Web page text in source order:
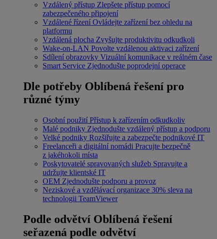
Vzdálený přístup Zlepšete přístup pomocí
zabezpečeného připojení
Vzdálené řízení Ovládejte zařízení bez ohledu na
platformu
Vzdálená plocha Zvyšujte produktivitu odkudkoli
Wake-on-LAN Povolte vzdálenou aktivaci zařízení
Sdílení obrazovky Vizuální komunikace v reálném čase
Smart Service Zjednodušte poprodejní operace
Dle potřeby Oblíbená řešení pro
různé týmy
Osobní použití Přístup k zařízením odkudkoliv
Malé podniky Zjednodušte vzdálený přístup a podporu
Velké podniky Rozšiřujte a zabezpečte podnikové IT
Freelanceři a digitální nomádi Pracujte bezpečně
z jakéhokoli místa
Poskytovatelé spravovaných služeb Spravujte a
udržujte klientské IT
OEM Zjednodušte podporu a provoz
Neziskové a vzdělávací organizace 30% sleva na
technologii TeamViewer
Podle odvětví Oblíbená řešení
seřazená podle odvětví